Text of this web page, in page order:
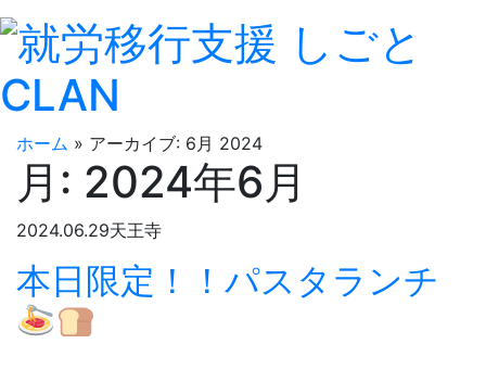
ホーム » アーカイブ: 6月 2024
月: 2024年6月
2024.06.29天王寺
本日限定！！パスタランチ